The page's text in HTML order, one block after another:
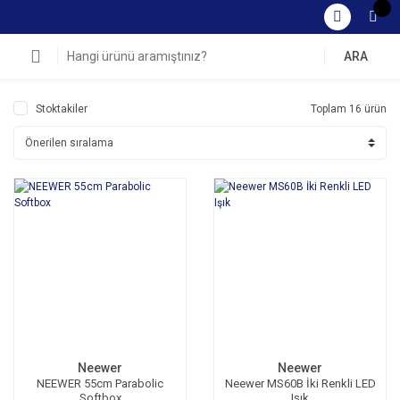
ARA
Stoktakiler Toplam 16 ürün
Neewer
NEEWER 55cm Parabolic
Neewer
Neewer MS60B İki Renkli LED